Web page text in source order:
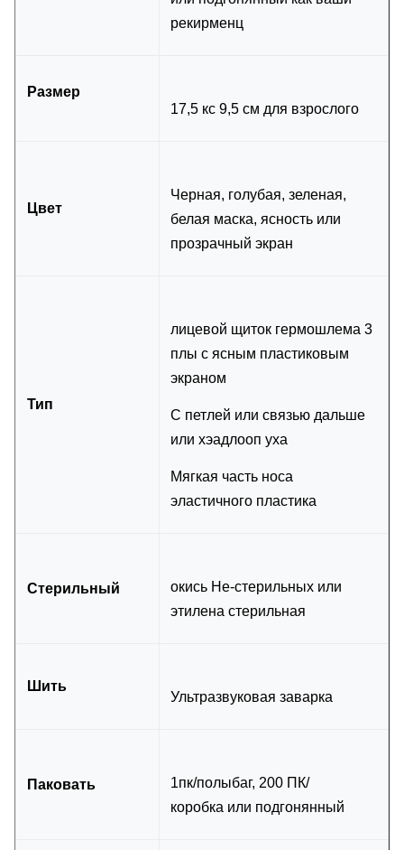
рекирменц
Размер
17,5 кс 9,5 см для взрослого
Цвет
Черная, голубая, зеленая,
белая маска, ясность или
прозрачный экран
Тип
лицевой щиток гермошлема 3
плы с ясным пластиковым
экраном
С петлей или связью дальше
или хэадлооп уха
Мягкая часть носа
эластичного пластика
Стерильный
окись Не-стерильных или
этилена стерильная
Шить
Ультразвуковая заварка
Паковать
1пк/полыбаг, 200 ПК/
коробка или подгонянный